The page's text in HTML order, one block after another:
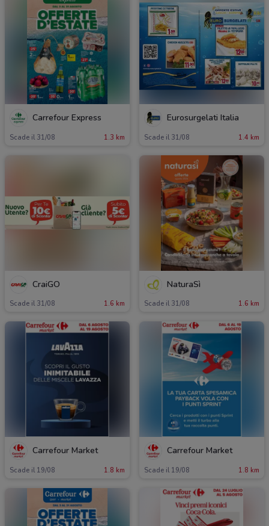
Carrefour Express
Scade il 31/08 1.3 km
Eurosurgelati Italia
Scade il 31/08 1.4 km
CraiGO
Scade il 31/08 1.6 km
NaturaSì
Scade il 31/08 1.6 km
Carrefour Market
Scade il 19/08 1.8 km
Carrefour Market
Scade il 19/08 1.8 km